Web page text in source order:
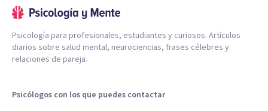
Psicología para profesionales, estudiantes y curiosos. Artículos
diarios sobre salud mental, neurociencias, frases célebres y
relaciones de pareja.
Psicólogos con los que puedes contactar